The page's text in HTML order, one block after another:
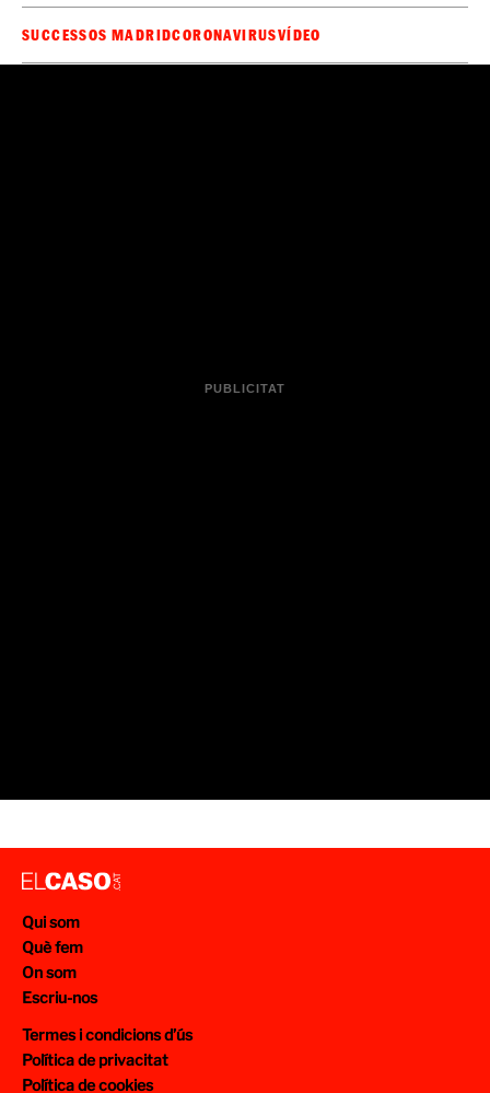
SUCCESSOS MADRIDCORONAVIRUSVÍDEO
Qui som
Què fem
On som
Escriu-nos
Termes i condicions d’ús
Política de privacitat
Política de cookies